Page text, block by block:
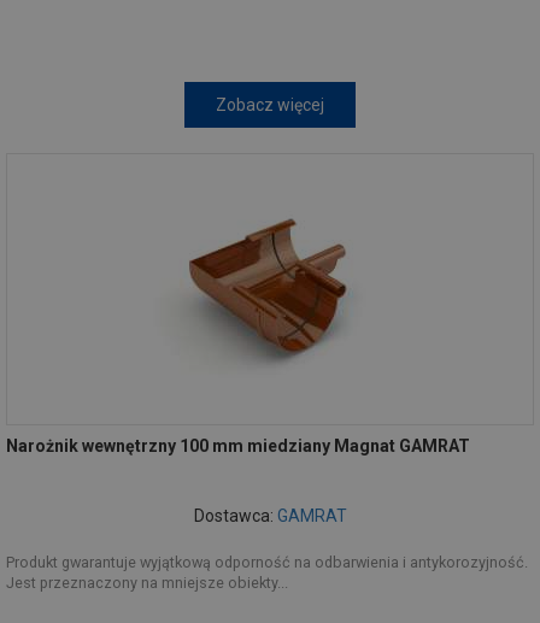
Zobacz więcej
Narożnik wewnętrzny 100 mm miedziany Magnat GAMRAT
Dostawca: GAMRAT
Produkt gwarantuje wyjątkową odporność na odbarwienia i antykorozyjność.
Jest przeznaczony na mniejsze obiekty...